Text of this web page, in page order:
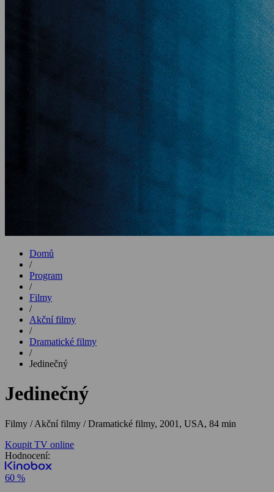
Domů
/
Program
/
Filmy
/
Akční filmy
/
Dramatické filmy
/
Jedinečný
Jedinečný
Filmy / Akční filmy / Dramatické filmy, 2001, USA, 84 min
Koupit TV online
Hodnocení:
60 %